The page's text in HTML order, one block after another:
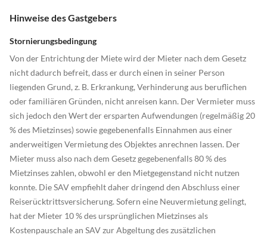
Hinweise des Gastgebers
Stornierungsbedingung
Von der Entrichtung der Miete wird der Mieter nach dem Gesetz
nicht dadurch befreit, dass er durch einen in seiner Person
liegenden Grund, z. B. Erkrankung, Verhinderung aus beruflichen
oder familiären Gründen, nicht anreisen kann. Der Vermieter muss
sich jedoch den Wert der ersparten Aufwendungen (regelmäßig 20
% des Mietzinses) sowie gegebenenfalls Einnahmen aus einer
anderweitigen Vermietung des Objektes anrechnen lassen. Der
Mieter muss also nach dem Gesetz gegebenenfalls 80 % des
Mietzinses zahlen, obwohl er den Mietgegenstand nicht nutzen
konnte. Die SAV empfiehlt daher dringend den Abschluss einer
Reiserücktrittsversicherung. Sofern eine Neuvermietung gelingt,
hat der Mieter 10 % des ursprünglichen Mietzinses als
Kostenpauschale an SAV zur Abgeltung des zusätzlichen